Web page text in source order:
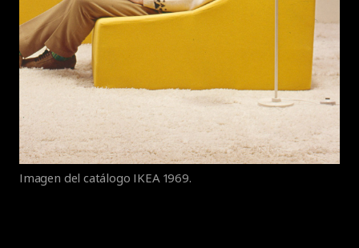
Imagen del catálogo IKEA 1969.